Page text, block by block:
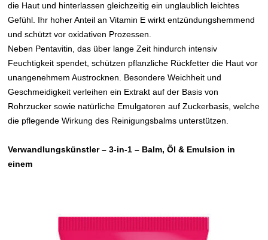
die Haut und hinterlassen gleichzeitig ein unglaublich leichtes
Gefühl. Ihr hoher Anteil an Vitamin E wirkt entzündungshemmend
und schützt vor oxidativen Prozessen.
Neben Pentavitin, das über lange Zeit hindurch intensiv
Feuchtigkeit spendet, schützen pflanzliche Rückfetter die Haut vor
unangenehmem Austrocknen. Besondere Weichheit und
Geschmeidigkeit verleihen ein Extrakt auf der Basis von
Rohrzucker sowie natürliche Emulgatoren auf Zuckerbasis, welche
die pflegende Wirkung des Reinigungsbalms unterstützen.
Verwandlungskünstler – 3-in-1– Balm, Öl & Emulsion in
einem